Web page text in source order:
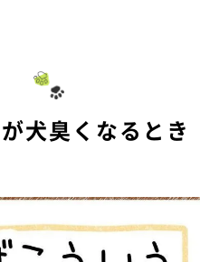
犬臭くなるとき